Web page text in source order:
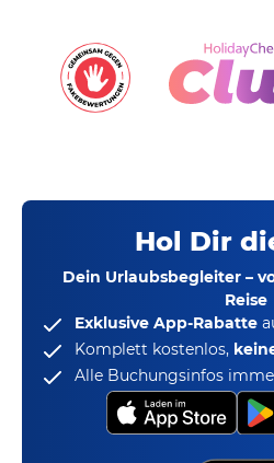
Hol Dir
Dein Urlaubsbegleiter –
Reise
Exklusive App-Rabatte
Komplett kostenlos,
Alle Buchungsinfos